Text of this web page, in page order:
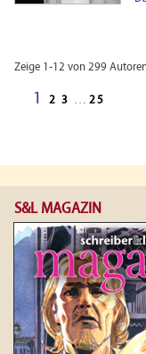
Zeige 1-12 von 299
1 2 3 … 25
S&L MAGAZIN